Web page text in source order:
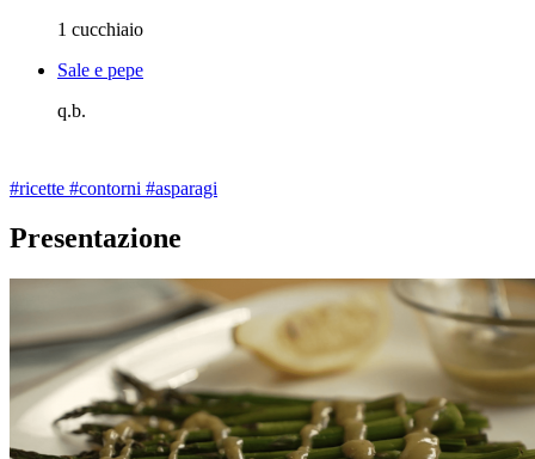
1 cucchiaio
Sale e pepe
q.b.
#ricette #contorni #asparagi
Presentazione